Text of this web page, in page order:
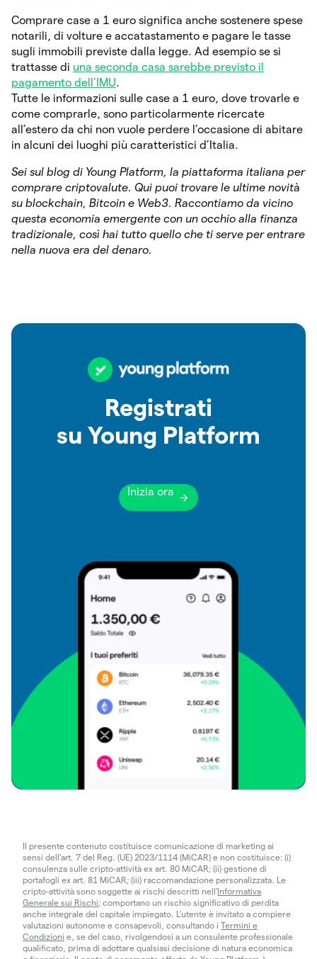
Comprare case a 1 euro significa anche sostenere spese
notarili, di volture e accatastamento e pagare le tasse
sugli immobili previste dalla legge. Ad esempio se si
trattasse di una seconda casa sarebbe previsto il
pagamento dell’IMU.
Tutte le informazioni sulle case a 1 euro, dove trovarle e
come comprarle, sono particolarmente ricercate
all’estero da chi non vuole perdere l’occasione di abitare
in alcuni dei luoghi più caratteristici d’Italia.
Sei sul blog di Young Platform, la piattaforma italiana per
comprare criptovalute. Qui puoi trovare le ultime novità
su blockchain, Bitcoin e Web3. Raccontiamo da vicino
questa economia emergente con un occhio alla finanza
tradizionale, così hai tutto quello che ti serve per entrare
nella nuova era del denaro.
Registrati
su Young Platform
Inizia ora
Il presente contenuto costituisce comunicazione di marketing ai
sensi dell'art. 7 del Reg. (UE) 2023/1114 (MiCAR) e non costituisce: (i)
consulenza sulle cripto-attività ex art. 80 MiCAR; (ii) gestione di
portafogli ex art. 81 MiCAR; (iii) raccomandazione personalizzata. Le
cripto-attività sono soggette ai rischi descritti nell'Informativa
Generale sui Rischi; comportano un rischio significativo di perdita
anche integrale del capitale impiegato. L’utente è invitato a compiere
valutazioni autonome e consapevoli, consultando i Termini e
Condizioni e, se del caso, rivolgendosi a un consulente professionale
qualificato, prima di adottare qualsiasi decisione di natura economica